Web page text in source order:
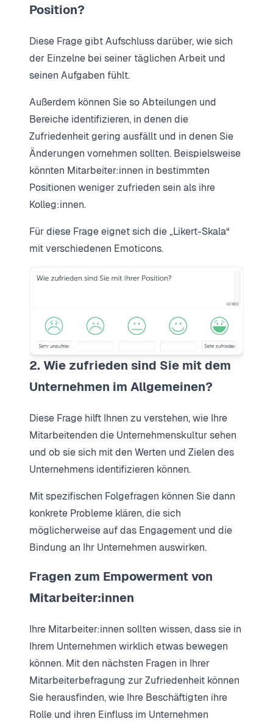
Position?
Diese Frage gibt Aufschluss darüber, wie sich
der Einzelne bei seiner täglichen Arbeit und
seinen Aufgaben fühlt.
Außerdem können Sie so Abteilungen und
Bereiche identifizieren, in denen die
Zufriedenheit gering ausfällt und in denen Sie
Änderungen vornehmen sollten. Beispielsweise
könnten Mitarbeiter:innen in bestimmten
Positionen weniger zufrieden sein als ihre
Kolleg:innen.
Für diese Frage eignet sich die „Likert-Skala“
mit verschiedenen Emoticons.
2. Wie zufrieden sind Sie mit dem
Unternehmen im Allgemeinen?
Diese Frage hilft Ihnen zu verstehen, wie Ihre
Mitarbeitenden die Unternehmenskultur sehen
und ob sie sich mit den Werten und Zielen des
Unternehmens identifizieren können.
Mit spezifischen Folgefragen können Sie dann
konkrete Probleme klären, die sich
möglicherweise auf das Engagement und die
Bindung an Ihr Unternehmen auswirken.
Fragen zum Empowerment von
Mitarbeiter:innen
Ihre Mitarbeiter:innen sollten wissen, dass sie in
Ihrem Unternehmen wirklich etwas bewegen
können. Mit den nächsten Fragen in Ihrer
Mitarbeiterbefragung zur Zufriedenheit können
Sie herausfinden, wie Ihre Beschäftigten ihre
Rolle und ihren Einfluss im Unternehmen